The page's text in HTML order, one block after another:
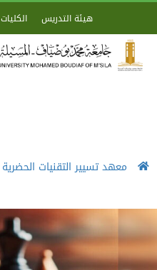
هيئة التدريس الكليات
معهد تسيير التقنيات الحضرية